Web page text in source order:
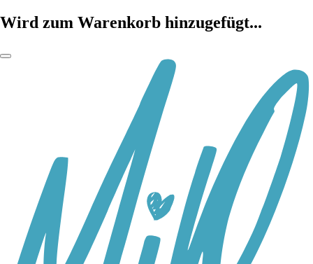
Wird zum Warenkorb hinzugefügt...